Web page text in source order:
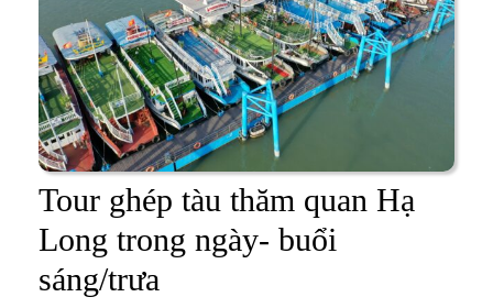
Tour ghép tàu thăm quan Hạ
Long trong ngày- buổi
sáng/trưa